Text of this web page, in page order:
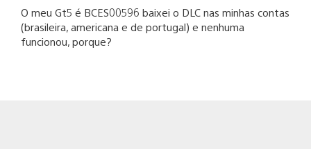
O meu Gt5 é BCES00596 baixei o DLC nas minhas contas
(brasileira, americana e de portugal) e nenhuma
funcionou, porque?